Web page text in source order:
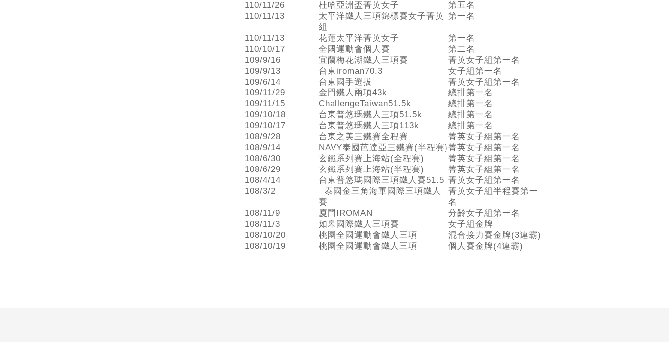
110/11/26
杜哈亞洲盃菁英女子
第五名
110/11/13
太平洋鐵人三項錦標賽女子菁英
組
第一名
110/11/13 花蓮太平洋菁英女子
第一名
110/10/17
全國運動會個人賽
第二名
109/9/16
宜蘭梅花湖鐵人三項賽
菁英女子組第一名
109/9/13
台東iroman70.3
女子組第一名
109/6/14
台東國手選拔
菁英女子組第一名
109/11/29
金門鐵人兩項43k
總排第一名
109/11/15
ChallengeTaiwan51.5k
總排第一名
109/10/18
台東普悠瑪鐵人三項51.5k
總排第一名
109/10/17
台東普悠瑪鐵人三項113k
總排第一名
108/9/28
台東之美三鐵賽全程賽
菁英女子組第一名
108/9/14
NAVY泰國芭達亞三鐵賽(半程賽)菁英女子組第一名
108/6/30
玄鐵系列賽上海站(全程賽)
菁英女子組第一名
108/6/29
玄鐵系列賽上海站(半程賽)
菁英女子組第一名
108/4/14
台東普悠瑪國際三項鐵人賽51.5 菁英女子組第一名
108/3/2
泰國金三角海軍國際三項鐵人
賽
菁英女子組半程賽第一
名
108/11/9
廈門IROMAN
分齡女子組第一名
108/11/3
如皋國際鐵人三項賽
女子組金牌
108/10/20 桃園全國運動會鐵人三項
混合接力賽金牌(3連霸)
108/10/19
桃園全國運動會鐵人三項 個人賽金牌(4連霸)